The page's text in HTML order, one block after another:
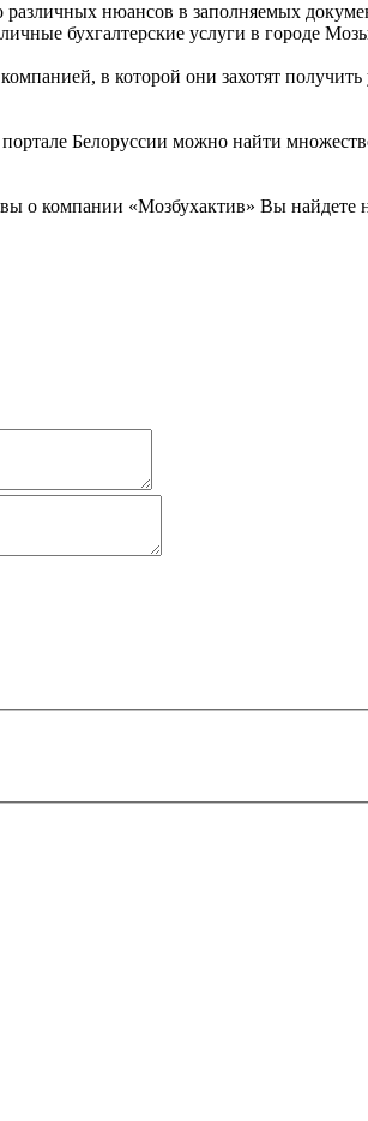
различных нюансов в заполняемых
бухгалтерские услуги в городе
в которой они захотят
Белоруссии можно найти
о компании «Мозбухактив» Вы найдете